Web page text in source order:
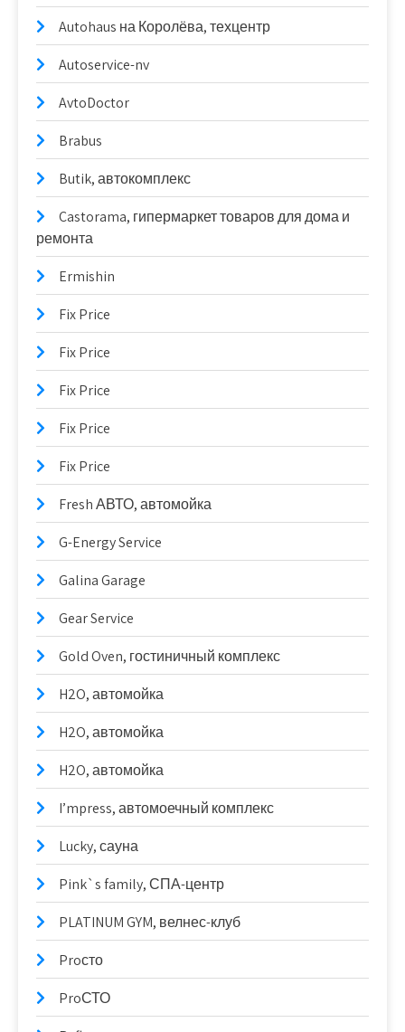
Autohaus на Королёва, техцентр
Autoservice-nv
AvtoDoctor
Brabus
Butik, автокомплекс
Castorama, гипермаркет товаров для дома и
ремонта
Ermishin
Fix Price
Fix Price
Fix Price
Fix Price
Fix Price
Fresh АВТО, автомойка
G-Energy Service
Galina Garage
Gear Service
Gold Oven, гостиничный комплекс
H2O, автомойка
H2O, автомойка
H2O, автомойка
I’mpress, автомоечный комплекс
Lucky, сауна
Pink`s family, СПА-центр
PLATINUM GYM, велнес-клуб
Proсто
ProСТО